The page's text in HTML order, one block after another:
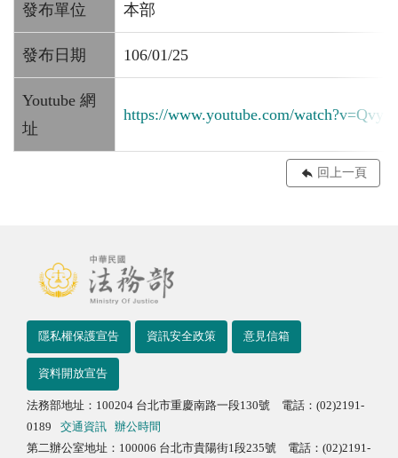
發布單位 本部
發布日期 106/01/25
Youtube 網
址
https://www.youtube.com/
回上一頁
隱私權保護宣告 資訊安全政策 意見信箱
資料開放宣告
法務部地址：100204 台北市重慶南路一段130號 電話：(02)2191-
0189
交通資訊
辦公時間
第二辦公室地址：100006 台北市貴陽街1段235號 電話：(02)2191-